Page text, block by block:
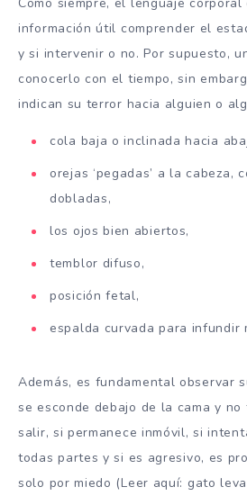
Como siempre, el lenguaje
información útil comprender el
y si intervenir o no. Por supuesto,
conocerlo con el tiempo, sin
indican su terror hacia alguien o
cola baja o inclinada hacia
orejas ‘pegadas’ a la cabeza,
dobladas,
los ojos bien abiertos,
temblor difuso,
posición fetal,
espalda curvada para infundir
Además, es fundamental observar
se esconde debajo de la cama y
salir, si permanece inmóvil, si
todas partes y si es agresivo, es
solo por miedo (Leer aquí: gato